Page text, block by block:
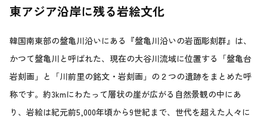
東アジア沿岸に残る岩絵文化
韓国南東部の盤亀川沿いにある『盤亀川沿いの岩面彫刻群』は、
かつて盤亀川と呼ばれた、現在の大谷川流域に位置する「盤亀台
岩刻画」と「川前里の銘文・岩刻画」の２つの遺跡をまとめた呼
称です。約3kmにわたって層状の崖が広がる自然景観の中にあ
り、岩絵は紀元前5,000年頃から9世紀まで、世代を超えた人々に